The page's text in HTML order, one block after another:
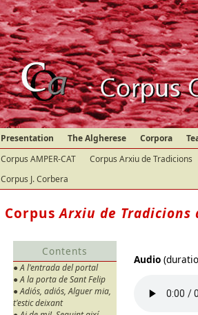
Presentation The Algherese Corpora
Corpus AMPER-CAT
Corpus Arxiu de Tradicions
Corpus J. Corbera
CorpusArxiu de Tradicions
Contents
● A l'entrada del portal
● A la porta de Sant Felip
● Adiós, adiós, Alguer mia,
t'estic deixant
Audio